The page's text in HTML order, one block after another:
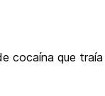
cocaína que traía